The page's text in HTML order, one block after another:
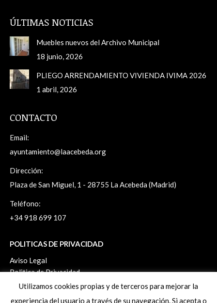
ÚLTIMAS NOTICIAS
Muebles nuevos del Archivo Municipal
18 junio, 2026
PLIEGO ARRENDAMIENTO VIVIENDA IVIMA 2026
1 abril, 2026
CONTACTO
Email:
ayuntamiento@laacebeda.org
Dirección:
Plaza de San Miguel, 1 - 28755 La Acebeda (Madrid)
Teléfono:
+34 918 699 107
POLITICAS DE PRIVACIDAD
Aviso Legal
Politica de Privacidad
Politica de Cookies
Utilizamos cookies propias y de terceros para mejorar la
experiencia del usuario a través de su navegación. Si acepta o